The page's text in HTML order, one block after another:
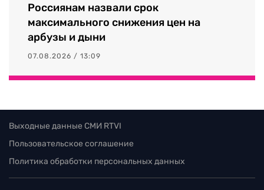
Россиянам назвали срок
максимального снижения цен на
арбузы и дыни
07.08.2026 / 13:09
Выходные данные СМИ RTVI
Пользовательское соглашение
Политика обработки персональных данных